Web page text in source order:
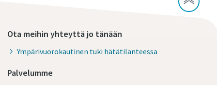
Ota meihin yhteyttä jo tänään
Ympärivuorokautinen tuki hätätilanteessa
Palvelumme